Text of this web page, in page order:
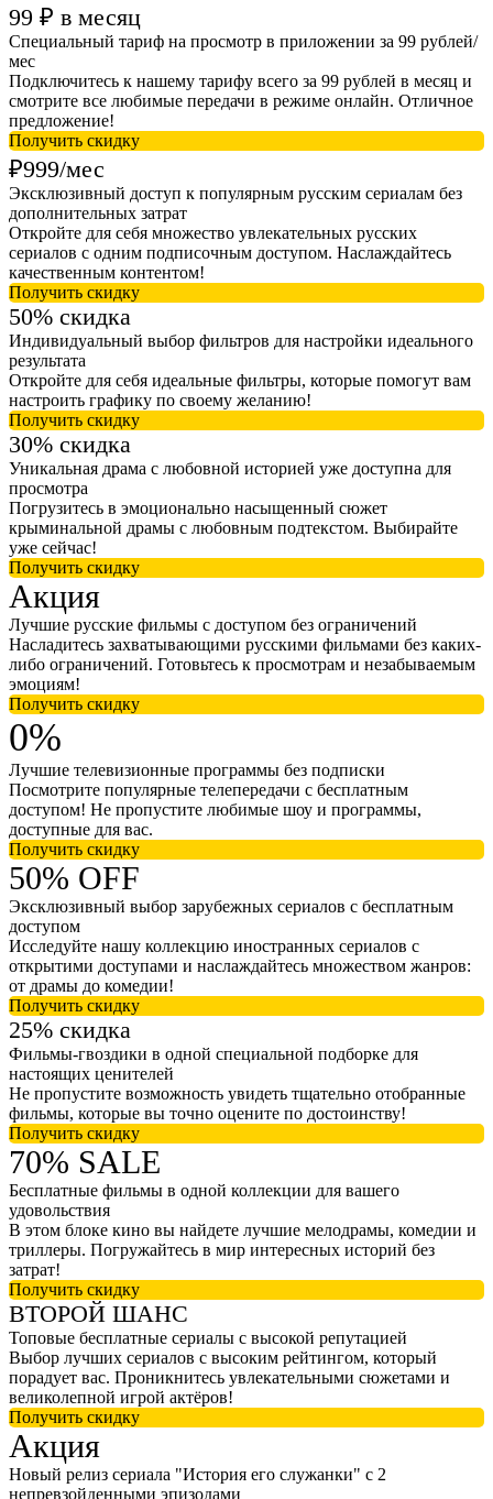
99 ₽ в месяц
Специальный тариф на просмотр в приложении за 99 рублей/
мес
Подключитесь к нашему тарифу всего за 99 рублей в месяц и
смотрите все любимые передачи в режиме онлайн. Отличное
предложение!
Получить скидку
₽999/мес
Эксклюзивный доступ к популярным русским сериалам без
дополнительных затрат
Откройте для себя множество увлекательных русских
сериалов с одним подписочным доступом. Наслаждайтесь
качественным контентом!
Получить скидку
50% скидка
Индивидуальный выбор фильтров для настройки идеального
результата
Откройте для себя идеальные фильтры, которые помогут вам
настроить графику по своему желанию!
Получить скидку
30% скидка
Уникальная драма с любовной историей уже доступна для
просмотра
Погрузитесь в эмоционально насыщенный сюжет
крыминальной драмы с любовным подтекстом. Выбирайте
уже сейчас!
Получить скидку
Акция
Лучшие русские фильмы с доступом без ограничений
Насладитесь захватывающими русскими фильмами без каких-
либо ограничений. Готовьтесь к просмотрам и незабываемым
эмоциям!
Получить скидку
0%
Лучшие телевизионные программы без подписки
Посмотрите популярные телепередачи с бесплатным
доступом! Не пропустите любимые шоу и программы,
доступные для вас.
Получить скидку
50% OFF
Эксклюзивный выбор зарубежных сериалов с бесплатным
доступом
Исследуйте нашу коллекцию иностранных сериалов с
открытими доступами и наслаждайтесь множеством жанров:
от драмы до комедии!
Получить скидку
25% скидка
Фильмы-гвоздики в одной специальной подборке для
настоящих ценителей
Не пропустите возможность увидеть тщательно отобранные
фильмы, которые вы точно оцените по достоинству!
Получить скидку
70% SALE
Бесплатные фильмы в одной коллекции для вашего
удовольствия
В этом блоке кино вы найдете лучшие мелодрамы, комедии и
триллеры. Погружайтесь в мир интересных историй без
затрат!
Получить скидку
ВТОРОЙ ШАНС
Топовые бесплатные сериалы с высокой репутацией
Выбор лучших сериалов с высоким рейтингом, который
порадует вас. Проникнитесь увлекательными сюжетами и
великолепной игрой актёров!
Получить скидку
Акция
Новый релиз сериала "История его служанки" с 2
непревзойденными эпизодами